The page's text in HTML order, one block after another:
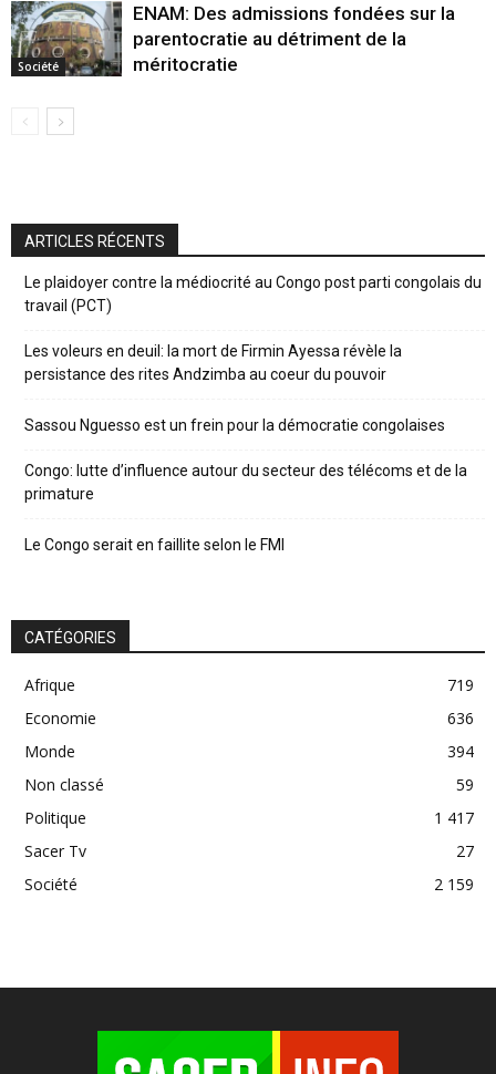
Société
ENAM: Des admissions fondées sur la
parentocratie au détriment de la
méritocratie
ARTICLES RÉCENTS
Le plaidoyer contre la médiocrité au Congo post parti congolais du
travail (PCT)
Les voleurs en deuil: la mort de Firmin Ayessa révèle la
persistance des rites Andzimba au coeur du pouvoir
Sassou Nguesso est un frein pour la démocratie congolaises
Congo: lutte d’influence autour du secteur des télécoms et de la
primature
Le Congo serait en faillite selon le FMI
CATÉGORIES
Afrique
719
Economie
636
Monde
394
Non classé
59
Politique
1 417
Sacer Tv
27
Société
2 159